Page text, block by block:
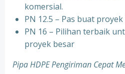
komersial.
PN 12.5 – Pas buat
PN 16 – Pilihan terbaik
proyek besar
Pipa HDPE Pengiriman Cepat